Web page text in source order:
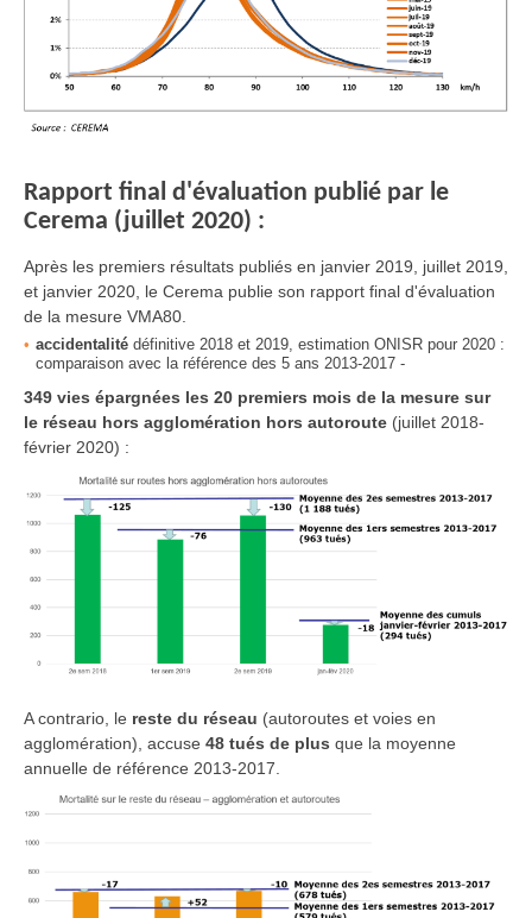
Rapport final d'évaluation publié par le
Cerema (juillet 2020) :
Après les premiers résultats publiés en janvier 2019, juillet 2019,
et janvier 2020, le Cerema publie son rapport final d'évaluation
de la mesure VMA80.
accidentalité définitive 2018 et 2019, estimation ONISR pour 2020 :
comparaison avec la référence des 5 ans 2013-2017 -
349 vies épargnées les 20 premiers mois de la mesure sur
le réseau hors agglomération hors autoroute (juillet 2018-
février 2020) :
A contrario, le reste du réseau (autoroutes et voies en
agglomération), accuse 48 tués de plus que la moyenne
annuelle de référence 2013-2017.